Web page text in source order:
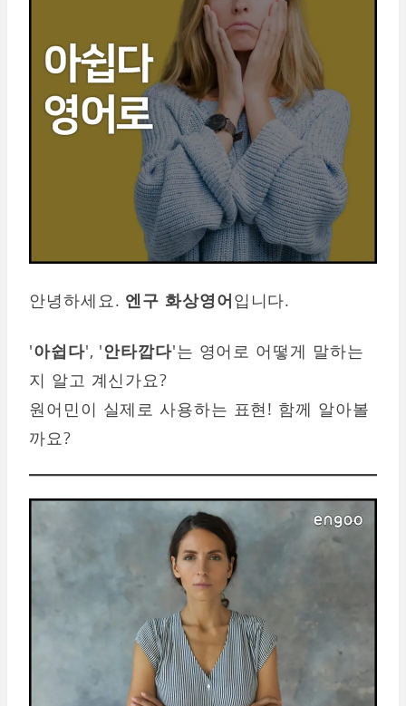
안녕하세요. 엔구 화상영어입니다.
'아쉽다', '안타깝다'는 영어로 어떻게 말하는
지 알고 계신가요?
원어민이 실제로 사용하는 표현! 함께 알아볼
까요?